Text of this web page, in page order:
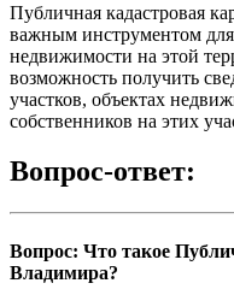
Публичная кадастровая
важным инструментом
недвижимости на этой
возможность получить
участков, объектах
собственников на этих
Вопрос-ответ:
Вопрос: Что такое
Владимира?